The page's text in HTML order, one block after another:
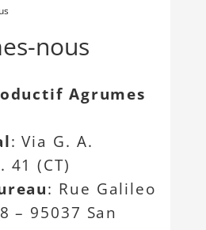
nous
Agrumes
: Via G. A.
41 (CT)
: Rue Galileo
– 95037 San